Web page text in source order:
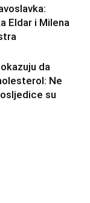
Eldar i Milena
da
Ne
su